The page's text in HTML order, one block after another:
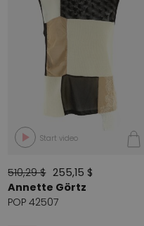
Start video
510,29 $ 255,15 $
Annette Görtz
POP 42507